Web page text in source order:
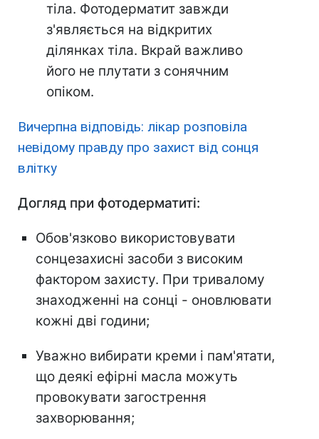
тіла. Фотодерматит завжди
з'являється на відкритих
ділянках тіла. Вкрай важливо
його не плутати з сонячним
опіком.
Вичерпна відповідь: лікар розповіла
невідому правду про захист від сонця
влітку
Догляд при фотодерматиті:
Обов'язково використовувати
сонцезахисні засоби з високим
фактором захисту. При тривалому
знаходженні на сонці - оновлювати
кожні дві години;
Уважно вибирати креми і пам'ятати,
що деякі ефірні масла можуть
провокувати загострення
захворювання;